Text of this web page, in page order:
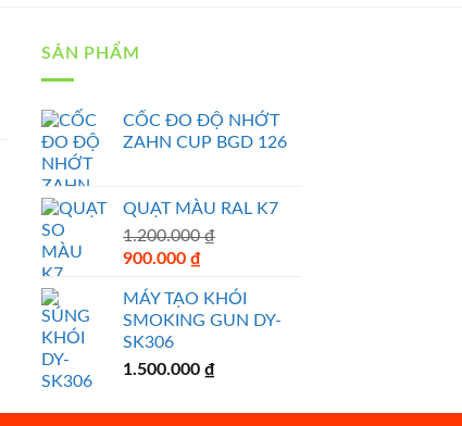
SẢN PHẨM
CỐC ĐO ĐỘ NHỚT
ZAHN CUP BGD 126
QUẠT MÀU RAL K7
1.200.000₫
Original
was:
1.200.000 ₫.
900.000 ₫Current
is:
900.000 ₫.
MÁY TẠO KHÓI
SMOKING GUN DY-
SK306
1.500.000 ₫